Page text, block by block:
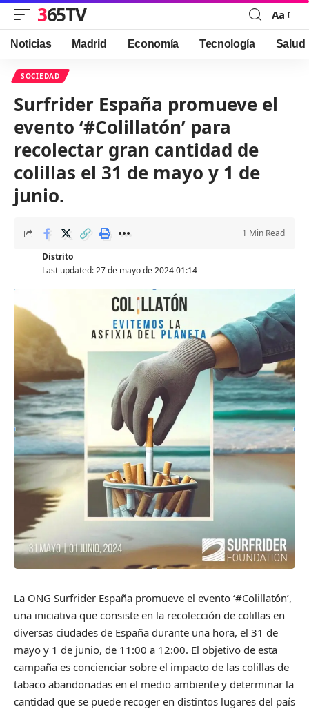
365TV
Font
Resizer
Aa
Noticias Madrid Economía Tecnología Salud
SOCIEDAD
Surfrider España promueve el
evento ‘#Colillatón’ para
recolectar gran cantidad de
colillas el 31 de mayo y 1 de
junio.
Last updated: 27 de mayo de 2024 01:14
Distrito
1 Min Read
La ONG Surfrider España promueve el evento ‘#Colillatón’,
una iniciativa que consiste en la recolección de colillas en
diversas ciudades de España durante una hora, el 31 de
mayo y 1 de junio, de 11:00 a 12:00. El objetivo de esta
campaña es concienciar sobre el impacto de las colillas de
tabaco abandonadas en el medio ambiente y determinar la
cantidad que se puede recoger en distintos lugares del país